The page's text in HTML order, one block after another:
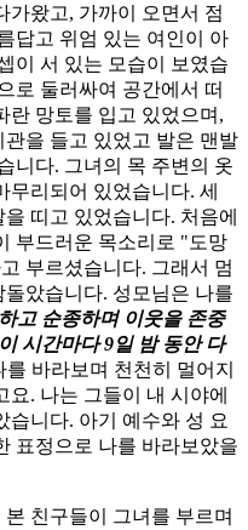
가왔고, 가까이 오면서 점
답고 위엄 있는 여인이 아
이 서 있는 모습이 보였습
로 둘러싸여 공간에서 떠
란 망토를 입고 있었으며,
을 들고 있었고 발은 맨발
니다. 그녀의 목 주변의 옷
리되어 있었습니다. 세
띠고 있었습니다. 처음에
부드러운 목소리로 "도망
부르셨습니다. 그래서 멈
았습니다. 성모님은 나를
고 순종하며 이웃을 존중
시간마다 9일 밤 동안 다
바라보며 천천히 멀어지
. 나는 그들이 내 시야에
습니다. 아기 예수와 성 요
표정으로 나를 바라보았을
친구들이 그녀를 부르며